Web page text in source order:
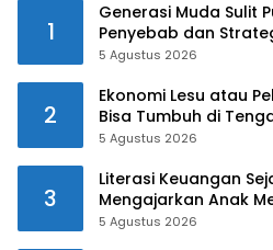
1
Generasi Muda Sulit
Penyebab dan
5 Agustus 2026
2
Ekonomi Lesu atau
Bisa Tumbuh di
5 Agustus 2026
3
Literasi Keuangan
Mengajarkan Anak
5 Agustus 2026